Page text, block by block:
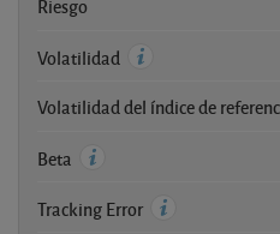
Riesgo
Volatilidad
Volatilidad del índice de
Beta
Tracking Error